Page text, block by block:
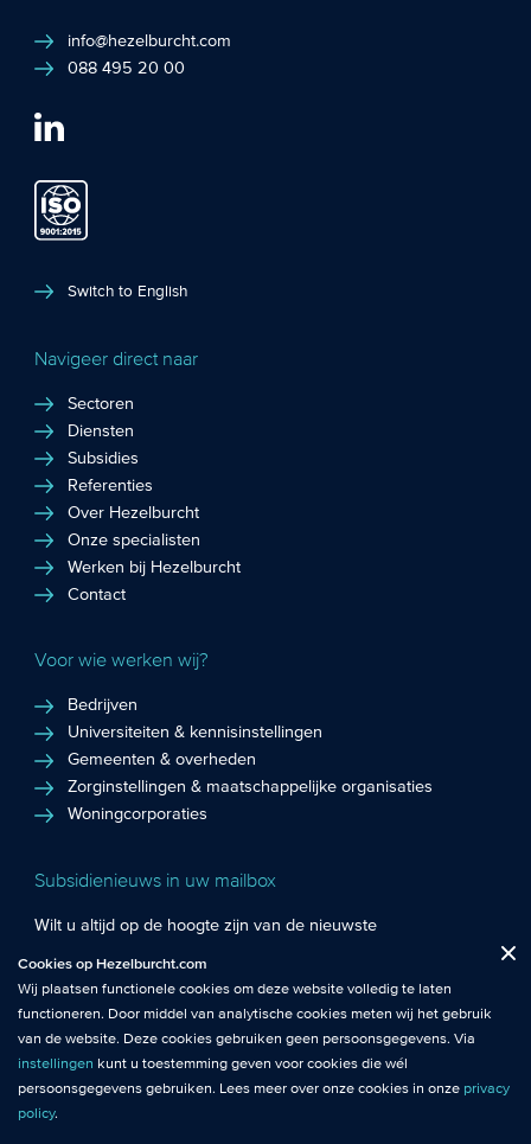
info@hezelburcht.com
088 495 20 00
Switch to English
Navigeer direct naar
Sectoren
Diensten
Subsidies
Referenties
Over Hezelburcht
Onze specialisten
Werken bij Hezelburcht
Contact
Voor wie werken wij?
Bedrijven
Universiteiten & kennisinstellingen
Gemeenten & overheden
Zorginstellingen & maatschappelijke organisaties
Woningcorporaties
Subsidienieuws in uw mailbox
Wilt u altijd op de hoogte zijn van de nieuwste
voor de Hezelburcht Subsidienieuwsbrief!
Inschrijven nieuwsbrief
noodzakelijk om de website goed te laten werken.
Analytische cookies
: Met analytische cookies meten wij het gebruik van
de website. Zo krijgen wij beter inzicht in het functioneren van de
website.
Cookies op Hezelburcht.com
Wij plaatsen functionele cookies om deze website volledig te laten
functioneren. Door middel van analytische cookies meten wij het gebruik
van de website. Deze cookies gebruiken geen persoonsgegevens. Via
instellingen kunt u toestemming geven voor cookies die wél
persoonsgegevens gebruiken. Lees meer over onze cookies in onze privacy
policy.